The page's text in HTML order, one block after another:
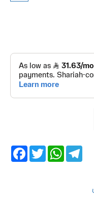
Twitter
WhatsAppTelegram